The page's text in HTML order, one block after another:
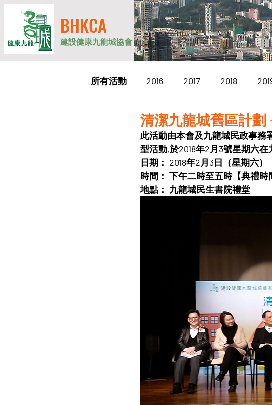
BHKCA
建設健康九龍城協會
所有活動 2016 2017 2018
清潔九龍城舊區計劃
此活動由本會及九龍城民政事務
型活動,於2018年2月3號星期六
日期： 2018年2月3日（星期六）
時間： 下午二時至五時【典禮時
地點： 九龍城民生書院禮堂